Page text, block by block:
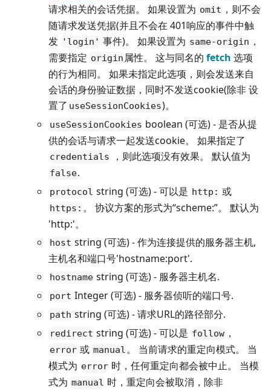
请求相关的会话凭据。 如果设置为 omit ，则不会
随请求发送凭据(并且不会在 401响应的事件中触
发 'login' 事件)。 如果设置为 same-origin ，
需要指定 origin 属性。 这与同名的fetch 选项
的行为相同。 如果未指定此选项，则会发送来自
会话的身份验证数据，同时不发送cookie(除非 设
置了 useSessionCookies)。
useSessionCookies boolean (可选) - 是否从提
供的会话与请求一起发送cookie。 如果指定了
credentials ，则此选项没有效果。 默认值为
false.
protocol string (可选) - 可以是 http: 或
https: 。 协议方案的形式为“scheme:”。 默认为
'http:'。
host string (可选) - 作为连接提供的服务器主机,
主机名和端口号'hostname:port'.
hostname string (可选) - 服务器主机名.
port Integer (可选) - 服务器侦听的端口号.
path string (可选) - 请求URL的路径部分.
redirect string (可选) - 可以是 follow ，
error 或 manual。 当前请求的重定向模式。 当
模式为 error 时，任何重定向都会被中止。 当模
式为 manual 时，重定向会被取消，除非